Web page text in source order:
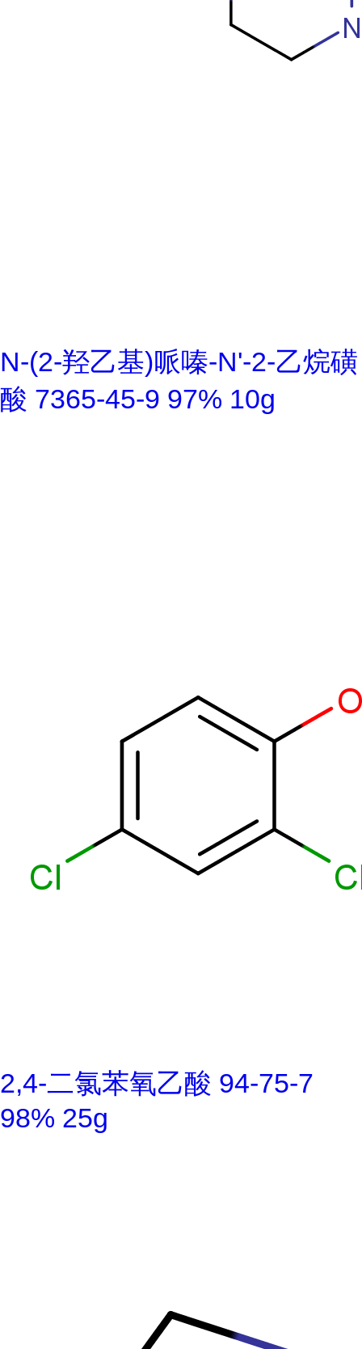
N-(2-羟乙基)哌嗪-N'-2-乙烷磺
酸 7365-45-9 97% 10g
2,4-二氯苯氧乙酸 94-75-7
98% 25g